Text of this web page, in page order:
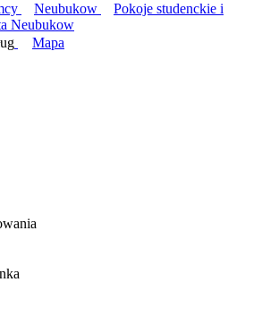
Neubukow
Pokoje studenckie i
Neubukow
Mapa